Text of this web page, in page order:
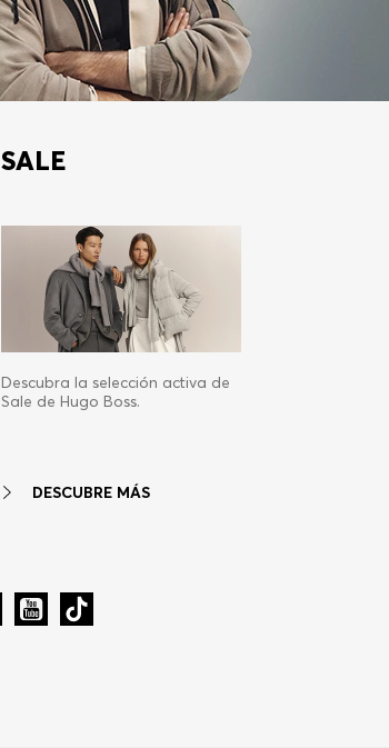
SALE
Descubra la selección activa de
Sale de Hugo Boss.
DESCUBRE MÁS